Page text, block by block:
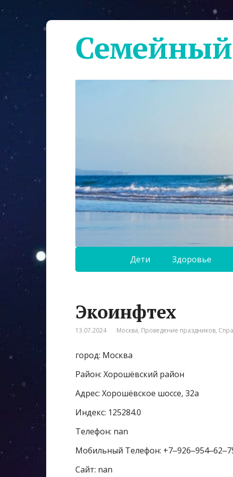
Дети Здоровье
Экоинфтех
13.07.2024 Москва, Проведение праздников,
город: Москва
Район: Хорошёвский район
Адрес: Хорошёвское шоссе, 32а
Индекс: 125284.0
Телефон: nan
Мобильный Телефон:
Сайт: nan